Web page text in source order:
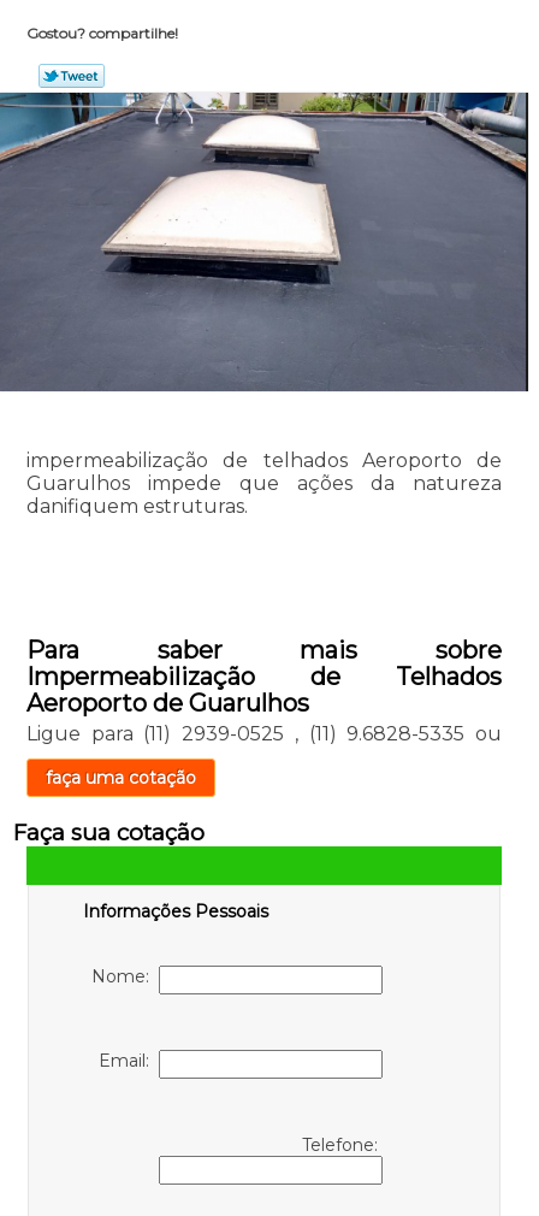
Gostou? compartilhe!
impermeabilização de telhados Aeroporto de
Guarulhos impede que ações da natureza
danifiquem estruturas.
Para saber mais sobre
Impermeabilização de Telhados
Aeroporto de Guarulhos
Ligue para (11) 2939-0525 , (11) 9.6828-5335 ou
faça uma cotação
Faça sua cotação
Informações Pessoais
Nome:
Email:
Telefone: